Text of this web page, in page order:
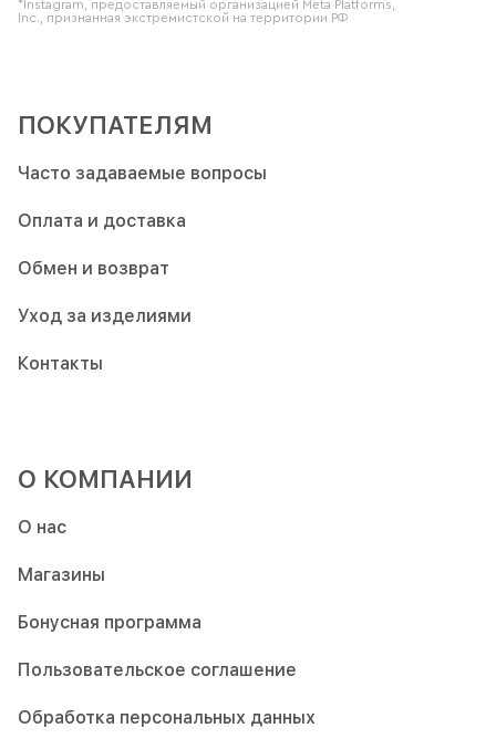
*Instagram, предоставляемый организацией Meta Platforms,
Inc., признанная экстремистской на территории РФ
ПОКУПАТЕЛЯМ
Часто задаваемые вопросы
Оплата и доставка
Обмен и возврат
Уход за изделиями
Контакты
О КОМПАНИИ
О нас
Магазины
Бонусная программа
Пользовательское соглашение
Обработка персональных данных